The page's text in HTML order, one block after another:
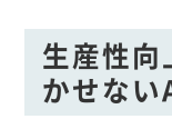
生産性向
かせない